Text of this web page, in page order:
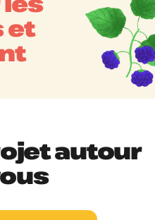
et
autour